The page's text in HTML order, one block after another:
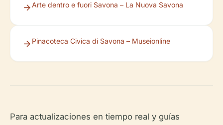
Arte dentro e fuori Savona – La Nuova Savona
Pinacoteca Civica di Savona – Museionline
Para actualizaciones en tiempo real y guías